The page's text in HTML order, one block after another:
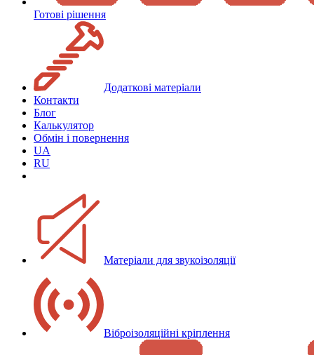
Готові рішення
Додаткові матеріали
Контакти
Блог
Калькулятор
Обмін і повернення
UA
RU
Матеріали для звукоізоляції
Віброізоляційні кріплення